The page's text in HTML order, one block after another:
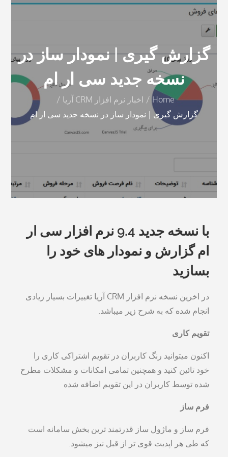
گزارش گیری | نمودار ساز در
نسخه جدید سی ار ام
Home
اخبار نرم افزار CRM آریا
گزارش گیری | نمودار ساز در نسخه جدید سی ار ام
با نسخه جدید 9.4 نرم افزار سی ار
ام گزارش و نمودار های خود را
بسازید
در اخرین نسخه نرم افزار CRM آریا تغییرات بسیار زیادی
انجام شده که به شرح زیر میباشد.
تقویم کاری
اکنون میتوانید رنگ کاربران در تقویم اشتراکی کاری را
خود تائین کنید و همچنین تمامی امکانات و مشکلات مطرح
شده توسط کاربران در این تقویم اضافه شده
فرم ساز
فرم ساز و ماژول ساز قدرتمند ترین بخش سامانه است
که طی هر اپدیت قوی تر از قبل نیز میشود.